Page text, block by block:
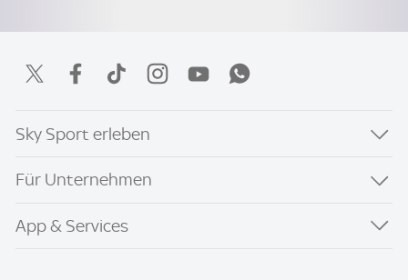
Sky Sport erleben
Für Unternehmen
App & Services